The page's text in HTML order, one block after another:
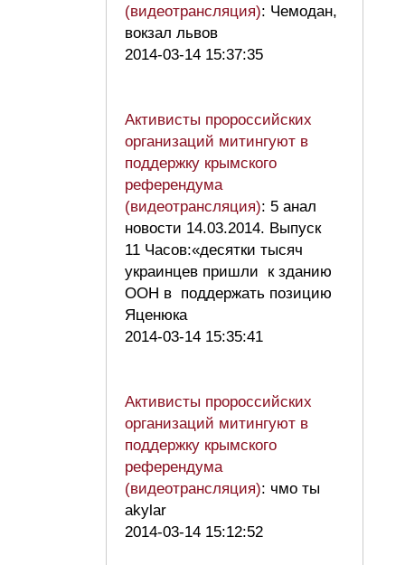
(видеотрансляция): Чемодан,
вокзал львов
2014-03-14 15:37:35
Активисты пророссийских
организаций митингуют в
поддержку крымского
референдума
(видеотрансляция): 5 анал
новости 14.03.2014. Выпуск
11 Часов:«десятки тысяч
украинцев пришли к зданию
ООН в поддержать позицию
Яценюка
2014-03-14 15:35:41
Активисты пророссийских
организаций митингуют в
поддержку крымского
референдума
(видеотрансляция): чмо ты
akylar
2014-03-14 15:12:52